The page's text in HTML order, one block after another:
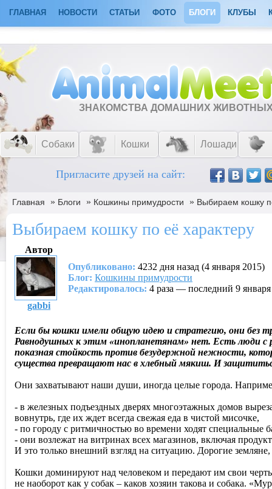
ГЛАВНАЯ НОВОСТИ СТАТЬИ ФОТО БЛОГИ КЛУБЫ
ЗНАКОМСТВА ДОМАШНИХ
Собаки Кошки Лошади
Пригласите друзей на сайт:
Главная » Блоги » Кошкины примудрости » Выбираем кошку
Выбираем кошку по её характеру
Автор
gabbi
Опубликовано: 4232 дня назад (4 января 2015)
Блог: Кошкины примудрости
Редактировалось: 4 раза — последний 9
Если бы кошки имели общую идею и стратегию, они без
Равнодушных к этим «инопланетянам» нет. Есть люди с
показная стойкость против безудержной нежности,
существа превращают нас в хлебный мякиш. И
Они захватывают наши души, иногда целые города.
- в железных подъездных дверях многоэтажных домов
вовнутрь, где их ждет всегда свежая еда в чистой мисочке,
- по городу с ритмичностью во времени ходят
- они возлежат на витринах всех магазинов, включая
И это только внешний взгляд на ситуацию. Дорогие
Кошки доминируют над человеком и передают им свои
не наоборот как у собак – каков хозяин такова и собака.